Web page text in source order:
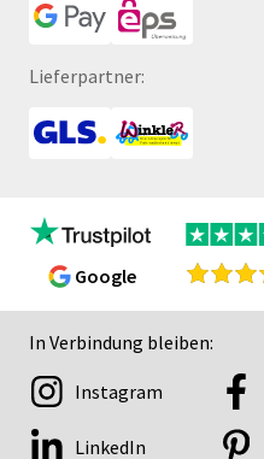
Lieferpartner:
Google
In Verbindung bleiben:
Instagram
LinkedIn